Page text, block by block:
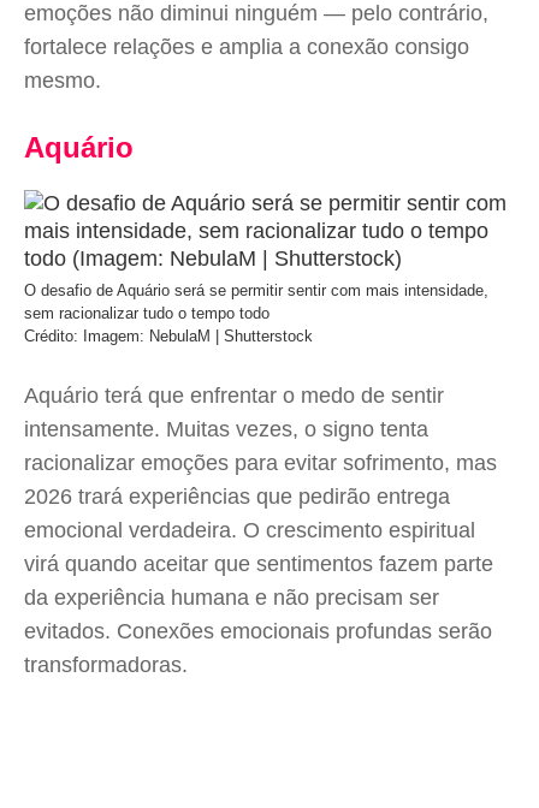
emoções não diminui ninguém — pelo contrário,
fortalece relações e amplia a conexão consigo
mesmo.
Aquário
O desafio de Aquário será se permitir sentir com mais intensidade,
sem racionalizar tudo o tempo todo
Crédito: Imagem: NebulaM | Shutterstock
Aquário terá que enfrentar o medo de sentir
intensamente. Muitas vezes, o signo tenta
racionalizar emoções para evitar sofrimento, mas
2026 trará experiências que pedirão entrega
emocional verdadeira. O crescimento espiritual
virá quando aceitar que sentimentos fazem parte
da experiência humana e não precisam ser
evitados. Conexões emocionais profundas serão
transformadoras.